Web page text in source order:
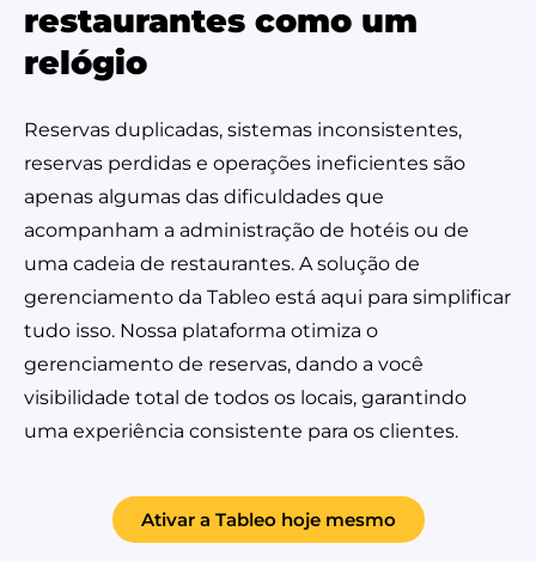
restaurantes como um
relógio
Reservas duplicadas, sistemas inconsistentes,
reservas perdidas e operações ineficientes são
apenas algumas das dificuldades que
acompanham a administração de hotéis ou de
uma cadeia de restaurantes. A solução de
gerenciamento da Tableo está aqui para simplificar
tudo isso. Nossa plataforma otimiza o
gerenciamento de reservas, dando a você
visibilidade total de todos os locais, garantindo
uma experiência consistente para os clientes.
Ativar a Tableo hoje mesmo